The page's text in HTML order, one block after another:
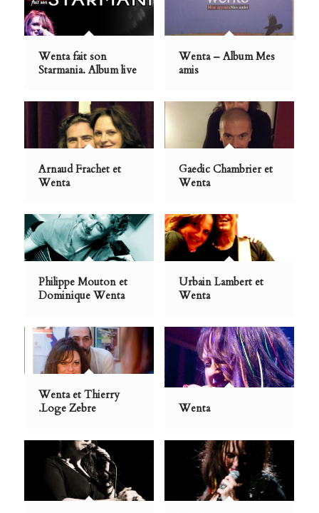
Wenta fait son
Starmania. Album live
Wenta – Album Mes
amis
Arnaud Frachet et
Wenta
Gaedic Chambrier et
Wenta
Philippe Mouton et
Dominique Wenta
Urbain Lambert et
Wenta
Wenta et Thierry
.Loge Zebre
Wenta